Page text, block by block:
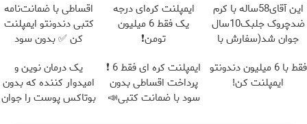
این آقای58ساله با کرم
ضدچروک جلبک10سال
جوان شد(سفارش با
ایمپلنت کره‌ای درجه
یک فقط 6 میلیون
تومن❗
اقساطی با ضمانت‌نامه
کتبی دندونتو ایمپلنت
کن ✅ بدون سود
فقط با 6 میلیون دندونتو
ایمپلنت کن!
ایمپلنت کره ای فقط 6 ❗
پرداخت اقساطی بدون
سود با ضمانت کتبی📣
یک درمان نوین و
امیدوار کننده که بدون
بوتاکس پوست را جوان